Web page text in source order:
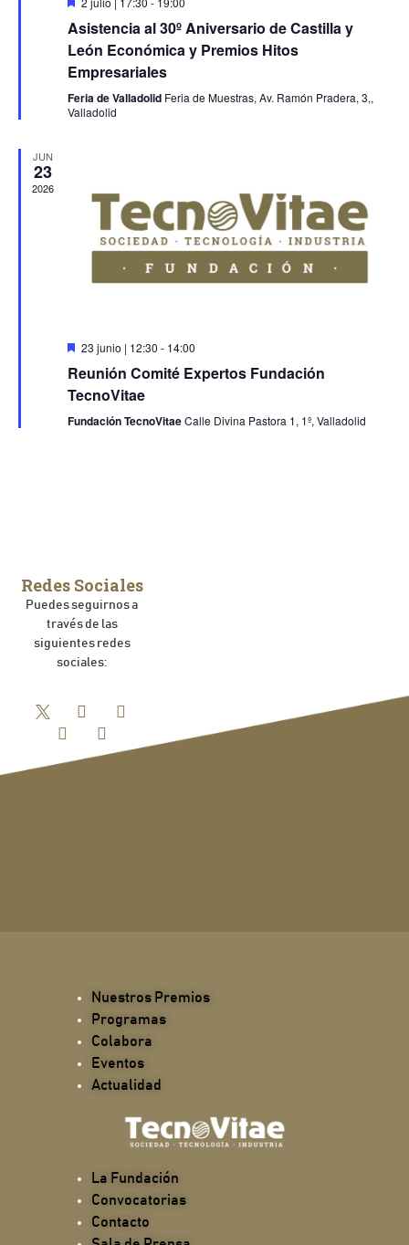
Asistencia al 30º Aniversario de Castilla y
León Económica y Premios Hitos
Empresariales
Feria de Valladolid Feria de Muestras, Av. Ramón Pradera, 3,,
Valladolid
JUN
23
2026
Destacado
23 junio | 12:30 - 14:00
Reunión Comité Expertos Fundación
TecnoVitae
Fundación TecnoVitaeCalle Divina Pastora 1, 1º, Valladolid
Redes Sociales
Puedes seguirnos a
través de las
siguientes redes
sociales:
Nuestros Premios
Programas
Colabora
Eventos
Actualidad
La Fundación
Convocatorias
Contacto